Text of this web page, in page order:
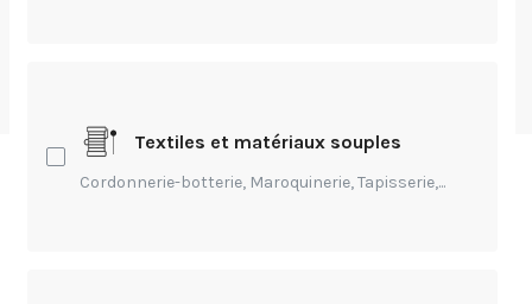
Ce rendez-vous est destiné aux professionnels de la
Textiles et matériaux souples
Cordonnerie-botterie, Maroquinerie, Tapisserie,...